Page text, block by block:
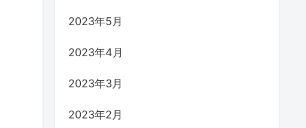
2023年5月
2023年4月
2023年3月
2023年2月